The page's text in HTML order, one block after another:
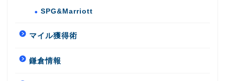
SPG&Marriott
マイル獲得術
鎌倉情報